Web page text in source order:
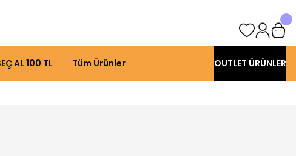
AL 100 TL Tüm Ürünler OUTLET ÜRÜNLER